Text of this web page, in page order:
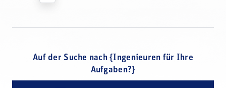
Auf der Suche nach {Ingenieuren für Ihre
Aufgaben?}